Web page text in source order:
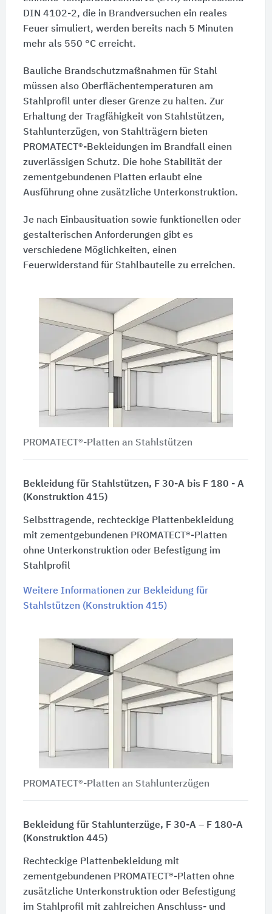
DIN 4102-2, die in Brandversuchen ein reales
Feuer simuliert, werden bereits nach 5 Minuten
mehr als550 °Cerreicht.
Bauliche Brandschutzmaßnahmen für Stahl
müssen also Oberflächentemperaturen am
Stahlprofil unter dieser Grenze zu halten. Zur
Erhaltung der Tragfähigkeit von Stahlstützen,
Stahlunterzügen, von Stahlträgern bieten
PROMATECT®-Bekleidungen im Brandfall einen
zuverlässigen Schutz. Die hohe Stabilität der
zementgebundenen Platten erlaubt eine
Ausführung ohne zusätzliche Unterkonstruktion.
Je nach Einbausituation sowie funktionellen oder
gestalterischen Anforderungen gibt es
verschiedene Möglichkeiten, einen
Feuerwiderstand für Stahlbauteile zu erreichen.
PROMATECT®-Platten an Stahlstützen
Bekleidung für Stahlstützen, F 30-A bis F 180 - A
(Konstruktion 415)
Selbsttragende, rechteckige Plattenbekleidung
mit zementgebundenen PROMATECT®-Platten
ohne Unterkonstruktion oder Befestigung im
Stahlprofil
Weitere Informationen zur Bekleidung für
Stahlstützen (Konstruktion 415)
PROMATECT®-Platten an Stahlunterzügen
Bekleidung für Stahlunterzüge, F 30-A – F 180-A
(Konstruktion 445)
Rechteckige Plattenbekleidung mit
zementgebundenen PROMATECT®-Platten ohne
zusätzliche Unterkonstruktion oder Befestigung
im Stahlprofil mit zahlreichen Anschluss- und